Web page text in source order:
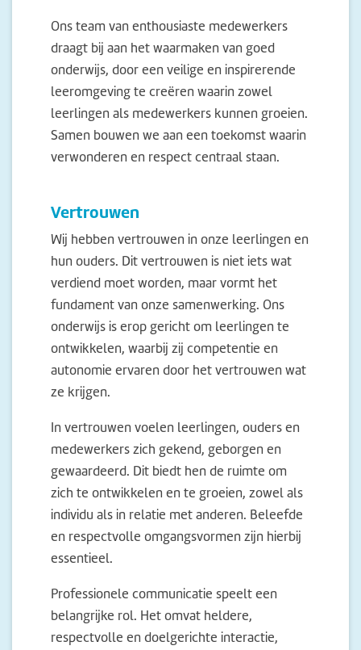
Ons team van enthousiaste medewerkers
draagt bij aan het waarmaken van goed
onderwijs, door een veilige en inspirerende
leeromgeving te creëren waarin zowel
leerlingen als medewerkers kunnen groeien.
Samen bouwen we aan een toekomst waarin
verwonderen en respect centraal staan.
Vertrouwen
Wij hebben vertrouwen in onze leerlingen en
hun ouders. Dit vertrouwen is niet iets wat
verdiend moet worden, maar vormt het
fundament van onze samenwerking. Ons
onderwijs is erop gericht om leerlingen te
ontwikkelen, waarbij zij competentie en
autonomie ervaren door het vertrouwen wat
ze krijgen.
In vertrouwen voelen leerlingen, ouders en
medewerkers zich gekend, geborgen en
gewaardeerd. Dit biedt hen de ruimte om
zich te ontwikkelen en te groeien, zowel als
individu als in relatie met anderen. Beleefde
en respectvolle omgangsvormen zijn hierbij
essentieel.
Professionele communicatie speelt een
belangrijke rol. Het omvat heldere,
respectvolle en doelgerichte interactie,